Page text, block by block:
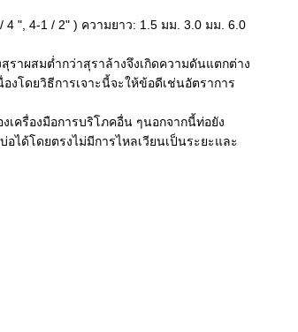
4 ", 4-1 / 2" ) ความยาว: 1.5 มม. 3.0 มม. 6.0
ราผสมต่ำกว่าสุราล้างจึงเกิดความดันแตกต่าง
งโดยวิธีการเจาะนี้จะให้ข้อดีเช่นอัตราการ
เครื่องมือการบริโภคอื่น ๆนอกจากนี้ท่อยัง
ได้โดยตรงไม่มีการไหลเวียนเป็นระยะและ